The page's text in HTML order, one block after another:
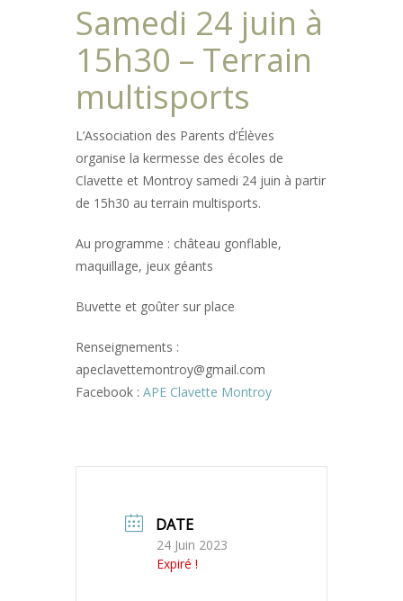
Samedi 24 juin à
15h30 – Terrain
multisports
L’Association des Parents d’Élèves
organise la kermesse des écoles de
Clavette et Montroy samedi 24 juin à partir
de 15h30 au terrain multisports.
Au programme : château gonflable,
maquillage, jeux géants
Buvette et goûter sur place
Renseignements :
apeclavettemontroy@gmail.com
Facebook : APE Clavette Montroy
DATE
24 Juin 2023
Expiré !